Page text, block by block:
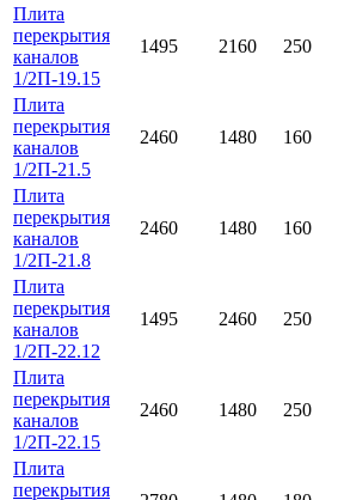
Плита
перекрытия
каналов
1/2П-19.15
1495 2160 250
Плита
перекрытия
каналов
1/2П-21.5
2460 1480 160
Плита
перекрытия
каналов
1/2П-21.8
2460 1480 160
Плита
перекрытия
каналов
1/2П-22.12
1495 2460 250
Плита
перекрытия
каналов
1/2П-22.15
2460 1480 250
Плита
перекрытия